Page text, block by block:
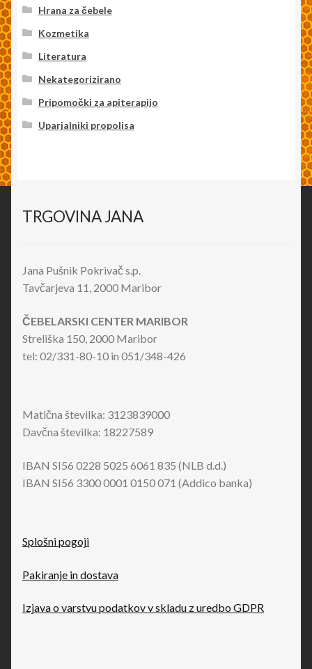
Hrana za čebele
Kozmetika
Literatura
Nekategorizirano
Pripomočki za apiterapijo
Uparjalniki propolisa
TRGOVINA JANA
Jana Pušnik Pokrivač s.p.
Tavčarjeva 11, 2000 Maribor
ČEBELARSKI CENTER MARIBOR
Streliška 150, 2000 Maribor
tel: 02/331-80-10 in 051/348-426
Matična številka: 3123839000
Davčna številka: 18227589
IBAN SI56 0228 5025 6061 835 (NLB d.d.)
IBAN SI56 3300 0001 0150 071 (Addico banka)
Splošni pogoji
Pakiranje in dostava
Izjava o varstvu podatkov v skladu z uredbo GDPR